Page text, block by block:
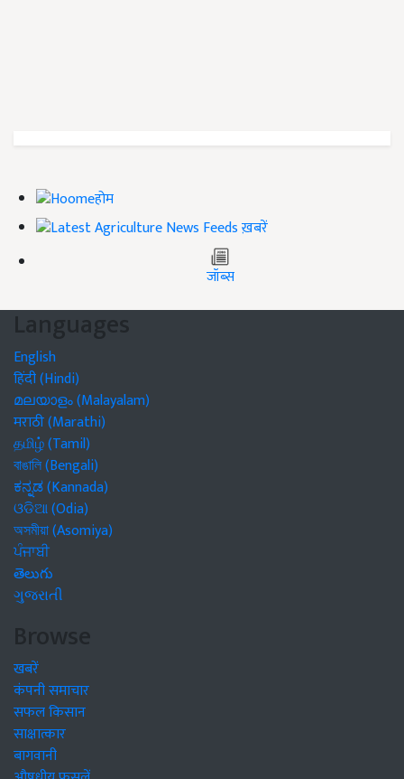
होम
ख़बरें
जॉब्स
Languages
English
हिंदी (Hindi)
മലയാളം (Malayalam)
मराठी (Marathi)
தமிழ் (Tamil)
বাঙালি (Bengali)
ಕನ್ನಡ (Kannada)
ଓଡିଆ (Odia)
অসমীয়া (Asomiya)
ਪੰਜਾਬੀ
తెలుగు
ગુજરાતી
Browse
खबरें
कंपनी समाचार
सफल किसान
साक्षात्कार
बागवानी